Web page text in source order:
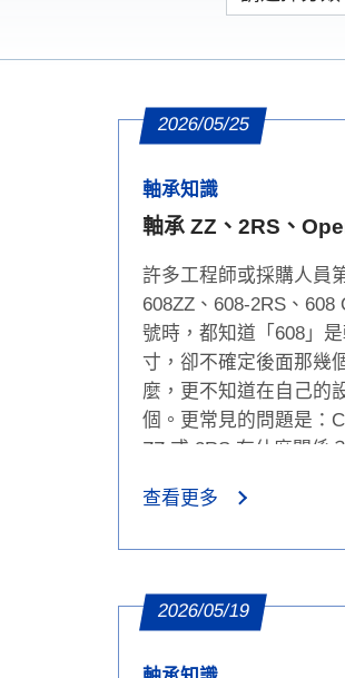
2026/05/25
軸承知識
軸承 ZZ、2RS、
比較
許多工程師或採購人員
608ZZ、608-2RS、608
號時，都知道「608」
寸，卻不確定後面那幾
麼，更不知道在自己的
個。更常見的問題是：
ZZ 或 2RS 有什麼關係
道怎麼選」，走到「我
質釐清，再一步步帶入
條件與游隙判斷，最後
查看更多
2026/05/19